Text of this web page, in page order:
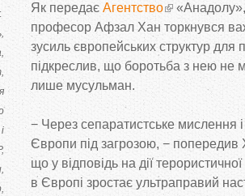
Як передає Агентство «Анадолу»
професор Афзал Хан торкнувся
зусиль європейських структур для
підкреслив, що боротьба з нею не
лише мусульман.
− Через сепаратистське мислення і
Європи під загрозою, − попередив
що у відповідь на дії
в Європі зростає ультраправий